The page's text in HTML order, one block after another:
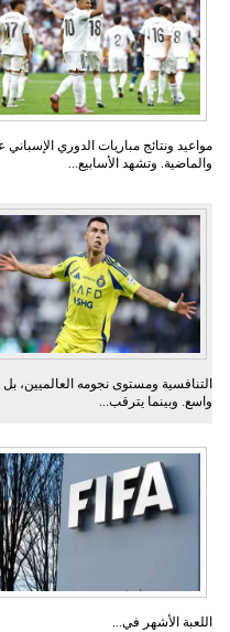
مواعيد ونتائج مباريات الدوري
والماضية. وتشهد الأسابيع...
التنافسية ومستوى نجومه العالميين،
واسع. وبينما يترقب...
اللعبة الأشهر في...